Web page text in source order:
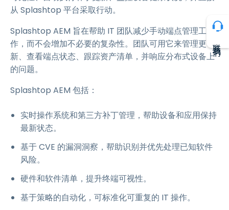
从 Splashtop 平台采取行动。
Splashtop AEM 旨在帮助 IT 团队减少手动端点管理工
作，而不会增加不必要的复杂性。团队可用它来管理更
新、查看端点状态、跟踪资产清单，并响应分布式设备上
的问题。
Splashtop AEM 包括：
实时操作系统和第三方补丁管理，帮助设备和应用保持
最新状态。
基于 CVE 的漏洞洞察，帮助识别并优先处理已知软件
风险。
硬件和软件清单，提升终端可视性。
基于策略的自动化，可标准化可重复的 IT 操作。